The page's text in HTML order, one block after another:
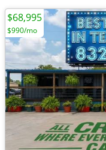
$68,995
$990/mo